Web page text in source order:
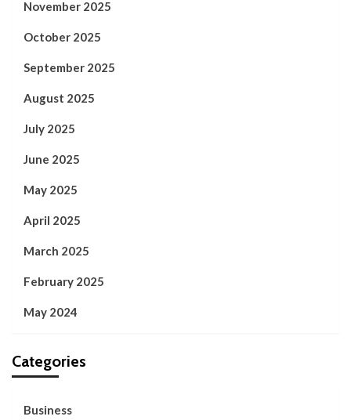
November 2025
October 2025
September 2025
August 2025
July 2025
June 2025
May 2025
April 2025
March 2025
February 2025
May 2024
Categories
Business